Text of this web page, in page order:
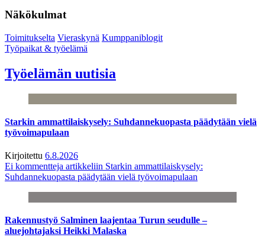
Näkökulmat
Toimitukselta Vieraskynä Kumppaniblogit
Työpaikat & työelämä
Työelämän uutisia
Starkin ammattilaiskysely: Suhdannekuopasta päädytään vielä
työvoimapulaan
Kirjoitettu 6.8.2026
Ei kommentteja artikkeliin Starkin ammattilaiskysely:
Suhdannekuopasta päädytään vielä työvoimapulaan
Rakennustyö Salminen laajentaa Turun seudulle –
aluejohtajaksi Heikki Malaska